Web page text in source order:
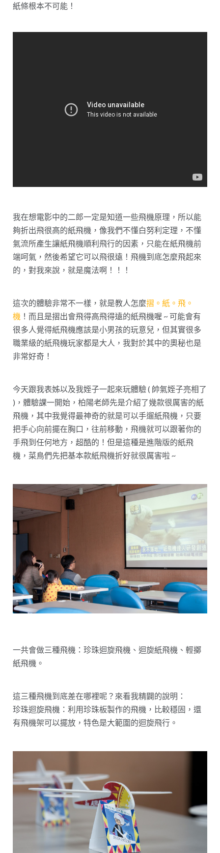
紙條根本不可能！
我在想電影中的二郎一定是知道一些飛機原理，所以能
夠折出飛很高的紙飛機，像我們不懂白努利定理，不懂
氣流所產生讓紙飛機順利飛行的因素，只能在紙飛機前
端呵氣，然後希望它可以飛很遠！飛機到底怎麼飛起來
的，對我來說，就是魔法啊！！！
這次的體驗非常不一樣，就是教人怎麼摺。紙。飛。
機 ！而且是摺出會飛得高飛得遠的紙飛機喔 ~ 可能會有
很多人覺得紙飛機應該是小男孩的玩意兒，但其實很多
職業級的紙飛機玩家都是大人，我對於其中的奧秘也是
非常好奇！
今天跟我表姊以及我姪子一起來玩體驗 ( 帥氣姪子亮相了
)，體驗課一開始，柏陽老師先是介紹了幾款很厲害的紙
飛機，其中我覺得最神奇的就是可以手遛紙飛機，只要
把手心向前擺在胸口，往前移動，飛機就可以跟著你的
手飛到任何地方，超酷的！但是這種是進階版的紙飛
機，菜鳥們先把基本款紙飛機折好就很厲害啦 ~
一共會做三種飛機：珍珠迴旋飛機、迴旋紙飛機、輕擲
紙飛機。
這三種飛機到底差在哪裡呢？來看我精闢的說明：
珍珠迴旋飛機：利用珍珠板製作的飛機，比較穩固，還
有飛機架可以擺放，特色是大範圍的迴旋飛行。